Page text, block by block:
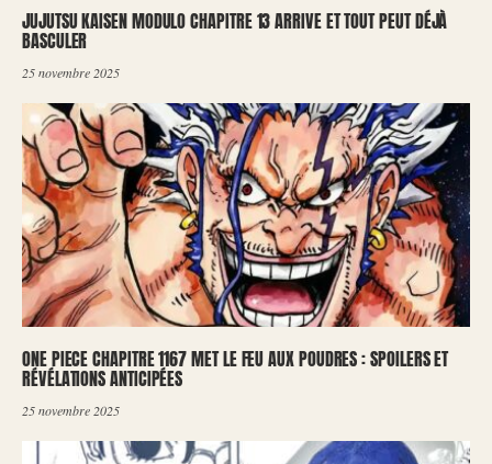
JUJUTSU KAISEN MODULO CHAPITRE 13 ARRIVE ET TOUT PEUT DÉJÀ
BASCULER
25 novembre 2025
ONE PIECE CHAPITRE 1167 MET LE FEU AUX POUDRES : SPOILERS ET
RÉVÉLATIONS ANTICIPÉES
25 novembre 2025